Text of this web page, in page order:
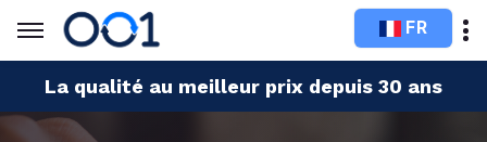
FR
La qualité au meilleur prix depuis 30 ans